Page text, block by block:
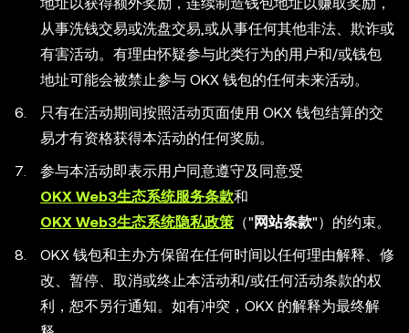
从事洗钱交易或洗盘交易,或从事任何其他非法、欺诈或
有害活动。有理由怀疑参与此类行为的用户和/或钱包
地址可能会被禁止参与 OKX 钱包的任何未来活动。
只有在活动期间按照活动页面使用 OKX 钱包结算的交
易才有资格获得本活动的任何奖励。
参与本活动即表示用户同意遵守及同意受
OKX Web3生态系统服务条款和
OKX Web3生态系统隐私政策 （" 网站条款"）的约束。
OKX 钱包和主办方保留在任何时间以任何理由解释、修
改、暂停、取消或终止本活动和/或任何活动条款的权
利，恕不另行通知。如有冲突，OKX 的解释为最终解